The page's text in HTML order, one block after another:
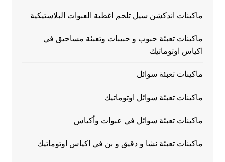
ماكينات اندكشن سيل تلحم اغطية العبوات البلاستيكية
ماكينات تعبئة حبوب و حبيبات وتعبئة مساحيق في
اكياس اوتوماتيك
ماكينات تعبئة سوائل
ماكينات تعبئة سوائل اوتوماتيك
ماكينات تعبئة سوائل في عبوات وأكياس
ماكينات تعبئة نشا و دقيق و بن في اكياس اوتوماتيك